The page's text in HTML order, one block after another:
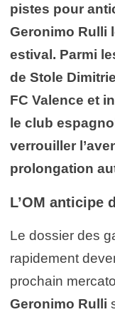
pistes pour
Geronimo Rulli
estival. Parmi
de Stole
FC Valence et
le club
verrouiller
prolongation
L’OM anticipe
Le dossier des
rapidement
prochain
Geronimo Rulli